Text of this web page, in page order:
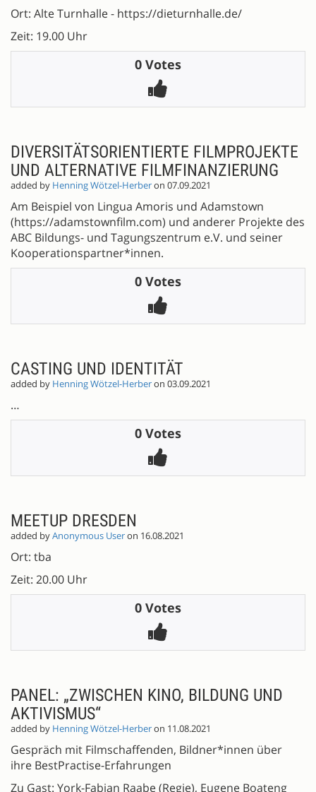
Ort: Alte Turnhalle - https://dieturnhalle.de/
Zeit: 19.00 Uhr
0 Votes
DIVERSITÄTSORIENTIERTE FILMPROJEKTE
UND ALTERNATIVE FILMFINANZIERUNG
added by Henning Wötzel-Herberon 07.09.2021
Am Beispiel von Lingua Amoris und Adamstown
(https://adamstownfilm.com) und anderer Projekte des
ABC Bildungs- und Tagungszentrum e.V. und seiner
Kooperationspartner*innen.
0 Votes
CASTING UND IDENTITÄT
added by Henning Wötzel-Herberon 03.09.2021
…
0 Votes
MEETUP DRESDEN
added byAnonymous Useron 16.08.2021
Ort: tba
Zeit: 20.00 Uhr
0 Votes
PANEL: „ZWISCHEN KINO, BILDUNG UND
AKTIVISMUS“
added by Henning Wötzel-Herberon 11.08.2021
Gespräch mit Filmschaffenden, Bildner*innen über
ihre BestPractise-Erfahrungen
Zu Gast: York-Fabian Raabe (Regie), Eugene Boateng